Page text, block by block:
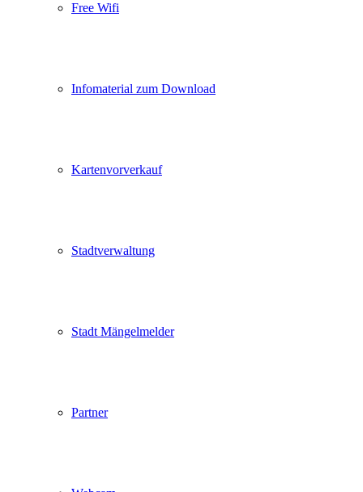
Free Wifi
Infomaterial zum Download
Kartenvorverkauf
Stadtverwaltung
Stadt Mängelmelder
Partner